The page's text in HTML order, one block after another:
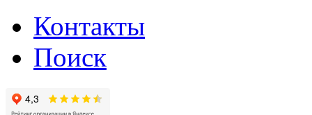
Контакты
Поиск